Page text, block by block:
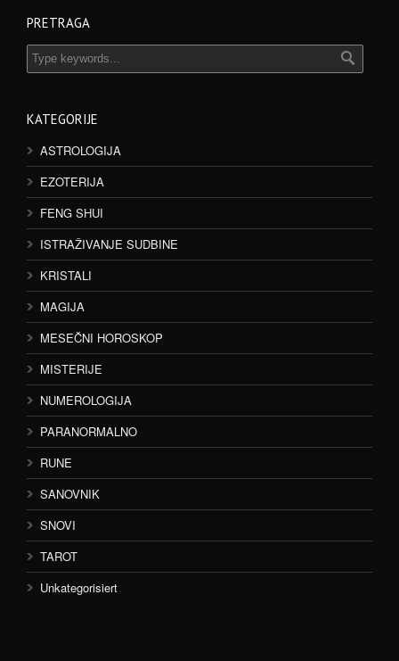
PRETRAGA
KATEGORIJE
ASTROLOGIJA
EZOTERIJA
FENG SHUI
ISTRAŽIVANJE SUDBINE
KRISTALI
MAGIJA
MESEČNI HOROSKOP
MISTERIJE
NUMEROLOGIJA
PARANORMALNO
RUNE
SANOVNIK
SNOVI
TAROT
Unkategorisiert